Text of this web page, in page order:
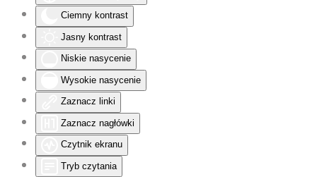
Ciemny kontrast
Jasny kontrast
Niskie nasycenie
Wysokie nasycenie
Zaznacz linki
Zaznacz nagłówki
Czytnik ekranu
Tryb czytania